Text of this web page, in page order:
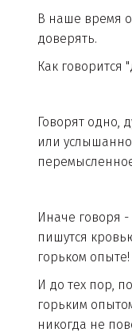
В наше время
доверять.
Как говорится
Говорят одно,
или
Иначе говоря -
пишутся
горьком опыте!
И до тех пор,
горьким
никогда не